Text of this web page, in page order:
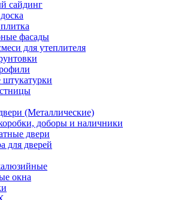
сайдинг
фасады
для утеплителя
(Металлические)
доборы и наличники
двери
для дверей
окна